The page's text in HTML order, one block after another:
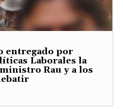
entregado por
Laborales la
Rau y a los